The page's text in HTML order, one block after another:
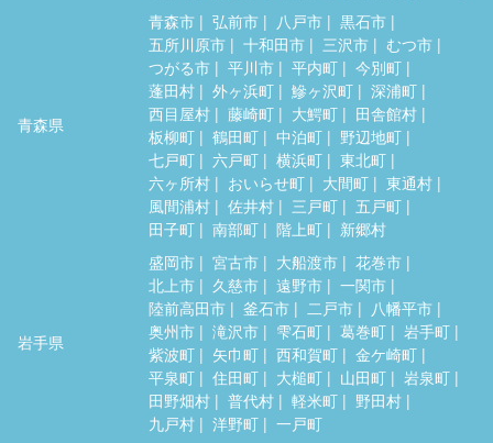
青森県
青森市 弘前市 八戸市
黒石市
五所川原市
十和田市 三沢市
むつ市
つがる市
平川市 平内町
今別町
蓬田村
外ヶ浜町 鰺ヶ沢町
深浦町
西目屋村
藤崎町 大鰐町
田舎館村
板柳町
鶴田町 中泊町
野辺地町
七戸町
六戸町 横浜町
東北町
六ヶ所村
おいらせ町 大間町
東通村
風間浦村
佐井村 三戸町
五戸町
田子町
南部町 階上町 新郷村
岩手県
盛岡市 宮古市 大船渡市
花巻市
北上市
久慈市 遠野市
一関市
陸前高田市
釜石市 二戸市
八幡平市
奥州市
滝沢市 雫石町 葛巻町
岩手町
紫波町
矢巾町 西和賀町
金ケ崎町
平泉町
住田町 大槌町 山田町
岩泉町
田野畑村
普代村 軽米町
野田村
九戸村
洋野町 一戸町